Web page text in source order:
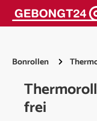
springen
Bonrollen
frei